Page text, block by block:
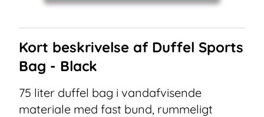
Kort beskrivelse af Duffel Sports
Bag - Black
75 liter duffel bag i vandafvisende
materiale med fast bund, rummeligt